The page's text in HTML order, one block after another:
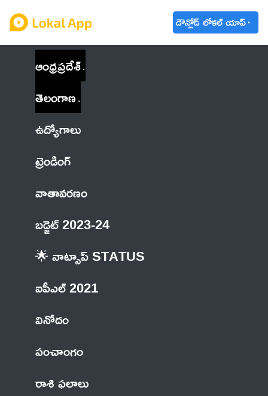
డౌన్లోడ్ లోకల్ యాప్
ఆంధ్రప్రదేశ్
తెలంగాణ
ఉద్యోగాలు
ట్రెండింగ్
వాతావరణం
బడ్జెట్ 2023-24
🌟 వాట్సాప్ STATUS
ఐపీఎల్ 2021
వినోదం
పంచాంగం
రాశి ఫలాలు